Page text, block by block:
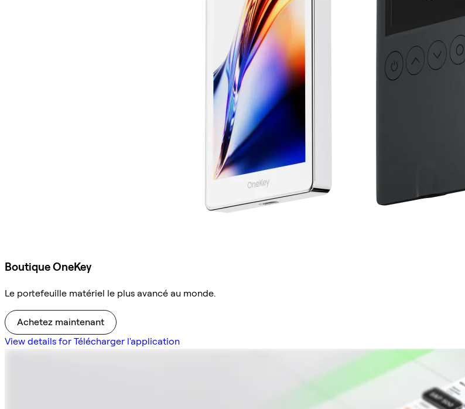
Boutique OneKey
Le portefeuille matériel le plus avancé au monde.
Achetez maintenant
View details for Télécharger l'application